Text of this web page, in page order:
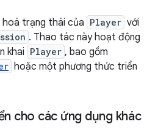
hoá trạng thái của Player với
. Thao tác này hoạt động
khai Player , bao gồm
hoặc một phương thức triển
cho các ứng dụng khác